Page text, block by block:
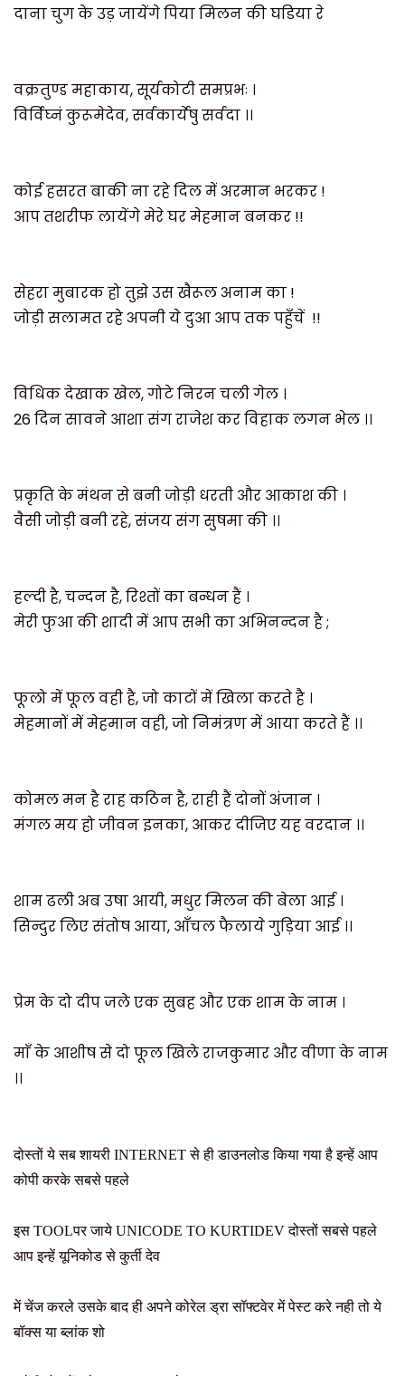
दाना चुग के उड़ जायेंगे पिया मिलन की घडिया रे
वक्रतुण्ड महाकाय,सूर्यकोटी समप्रभः ।
विर्विघ्नं कुरूमेदेव,सर्वकार्येषु सर्वदा ।।
कोई हसरत बाकी ना रहे दिल में अरमान भरकर !
आप तशरीफ लायेंगे मेरे घर मेहमान बनकर !!
सेहरा मुबारक हो तुझे उस खैरूल अनाम का !
जोड़ी सलामत रहे अपनी ये दुआ आप तक पहुँचें !!
विधिक देखाक खेल,गोटे निरन चली गेल ।
26दिन सावने आशा संग राजेश कर विहाक लगन भेल ।।
प्रकृति के मंथन से बनी जोड़ी धरती और आकाश की ।
वैसी जोड़ी बनी रहे,संजय संग सुषमा की ।।
हल्दी है,चन्दन है,रिश्तों का बन्धन हैं ।
मेरी फुआ की शादी में आप सभी का अभिनन्दन है;
फूलो में फूल वही है,जो काटों में खिला करते है ।
मेहमानों में मेहमान वही,जो निमंत्रण में आया करते हैं ।।
कोमल मन है राह कठिन है,राही हैं दोनों अंजान ।
मंगल मय हो जीवन इनका, आकर दीजिए यह वरदान ।।
शाम ढली अब उषा आयी,मधुर मिलन की बेला आई ।
सिन्दुर लिए संतोष आया, आँचल फैलाये गुड़िया आई ।।
प्रेम के दो दीप जले एक सुबह और एक शाम के नाम ।
माँ के आशीष से दो फूल खिले राजकुमार और वीणा के नाम
।।
दोस्तों ये सब शायरी INTERNET से ही डाउनलोड किया गया है इन्हें आप
कोपी करके सबसे पहले
इस TOOLपर जाये UNICODE TO KURTIDEV दोस्तों सबसे पहले
आप इन्हें यूनिकोड से कुर्ती देव
में चेंज करले उसके बाद ही अपने कोरेल ड्रा सॉफ्टवेर में पेस्ट करे नही तो ये
बॉक्स या ब्लांक शो